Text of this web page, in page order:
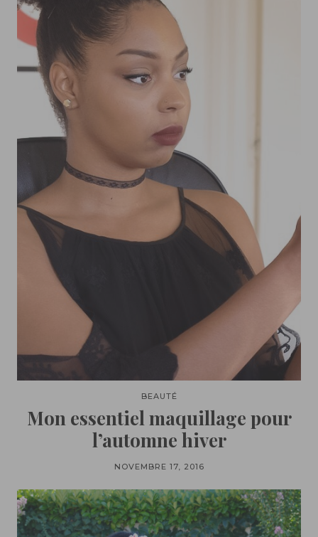
BEAUTÉ
Mon essentiel maquillage pour
l’automne hiver
NOVEMBRE 17, 2016